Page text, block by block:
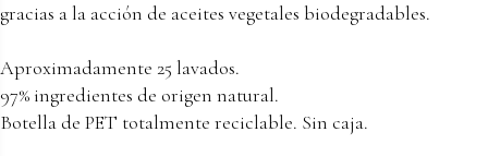
gracias a la acción de aceites vegetales biodegradables.
Aproximadamente 25 lavados.
97% ingredientes de origen natural.
Botella de PET totalmente reciclable. Sin caja.